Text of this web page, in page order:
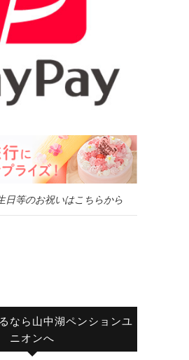
日等のお祝いはこちらから
なら山中湖ペンションユ
ニオンへ